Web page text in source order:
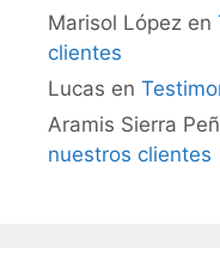
Marisol López en
clientes
Lucas en
Aramis Sierra
nuestros clientes